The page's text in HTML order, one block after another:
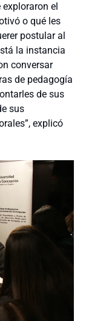
el
o qué les
postular al
la instancia
conversar
de pedagogía
de sus
sus
explicó